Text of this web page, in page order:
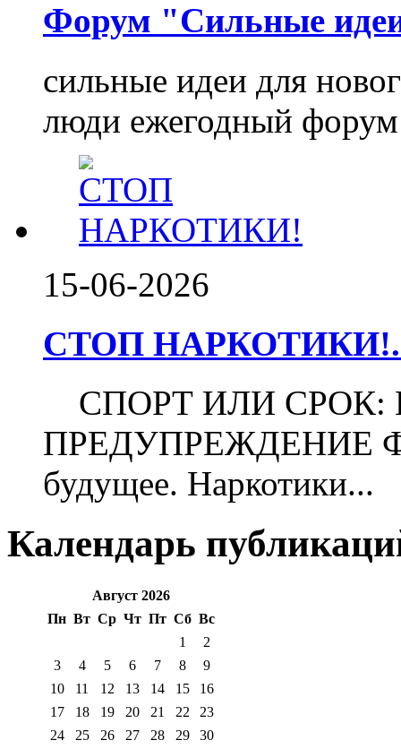
Форум "Сильные
сильные идеи для
люди ежегодный
15-06-2026
СТОП
СПОРТ ИЛИ СРОК:
ПРЕДУПРЕЖДЕНИЕ
будущее. Наркотики...
Календарь
Август 2026
Пн Вт Ср Чт Пт Сб Вс
1
2
3
4 5 6 7 8
9
10
11 12 13 14 15
16
17
18 19 20 21 22
23
24
25 26 27 28 29
30